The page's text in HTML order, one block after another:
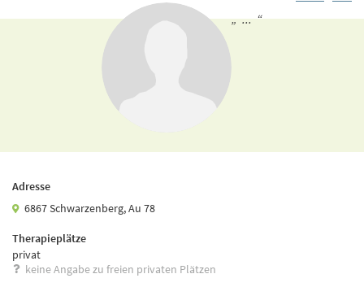
„ ... “
Adresse
6867 Schwarzenberg, Au 78
Therapieplätze
privat
keine Angabe zu freien privaten Plätzen